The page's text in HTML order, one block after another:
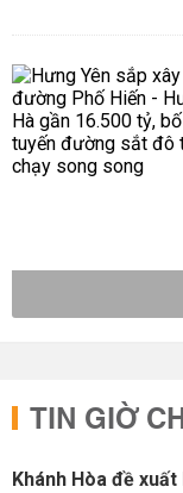
TIN GIỜ
Khánh Hòa đề